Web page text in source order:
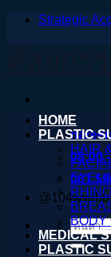
ข้าม
Strategic
08:00
061
@104wwihb
ค้นหา:
HOME
PLASTIC
HAIR
BODY
MEDICAL
PLASTIC